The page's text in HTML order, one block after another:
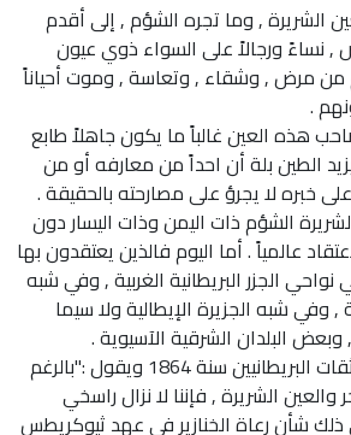
الشريرة , وما تجره الشؤم , إلى أقدم
نساءً ورجالاً على السواء ذوي عيون
من مرض , وشقاء , وتعاسة , وموت أحياناً
.
هذه العين غالباً ما يكون جاهلاً طابع
الطين بلة أن احداً من معارفه أو من
خبره لا يجرؤ على مصارحته بالحقيقة .
الشؤم ذات اليمن وذات اليسار دون
عالمياً . أما اليوم فالذين يعتقدون بها
الجزر البريطانية الغربية , وفي شبه
, وفي شبه الجزيرة الإيطالية ولا سيما
البلدان الشرقية الآسيوية .
كتب و . ف . روز , أحد الثقات البريطانيين سنة 1864 ويقول :"بالرغم
والعين الشريرة , فإننا لا نزال راسخي
ذلك شأن رعاة الخنازير في عهد ثيوكريطس